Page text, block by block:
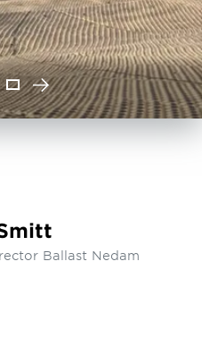
Ballast Nedam